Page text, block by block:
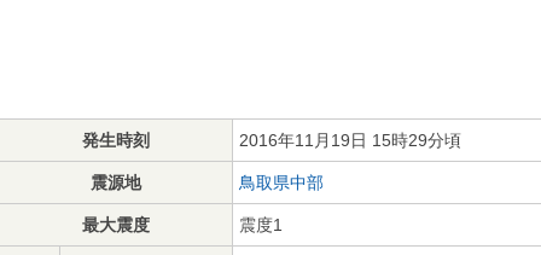
発生時刻 2016年11月19日 15時29分頃
震源地 鳥取県中部
最大震度 震度1